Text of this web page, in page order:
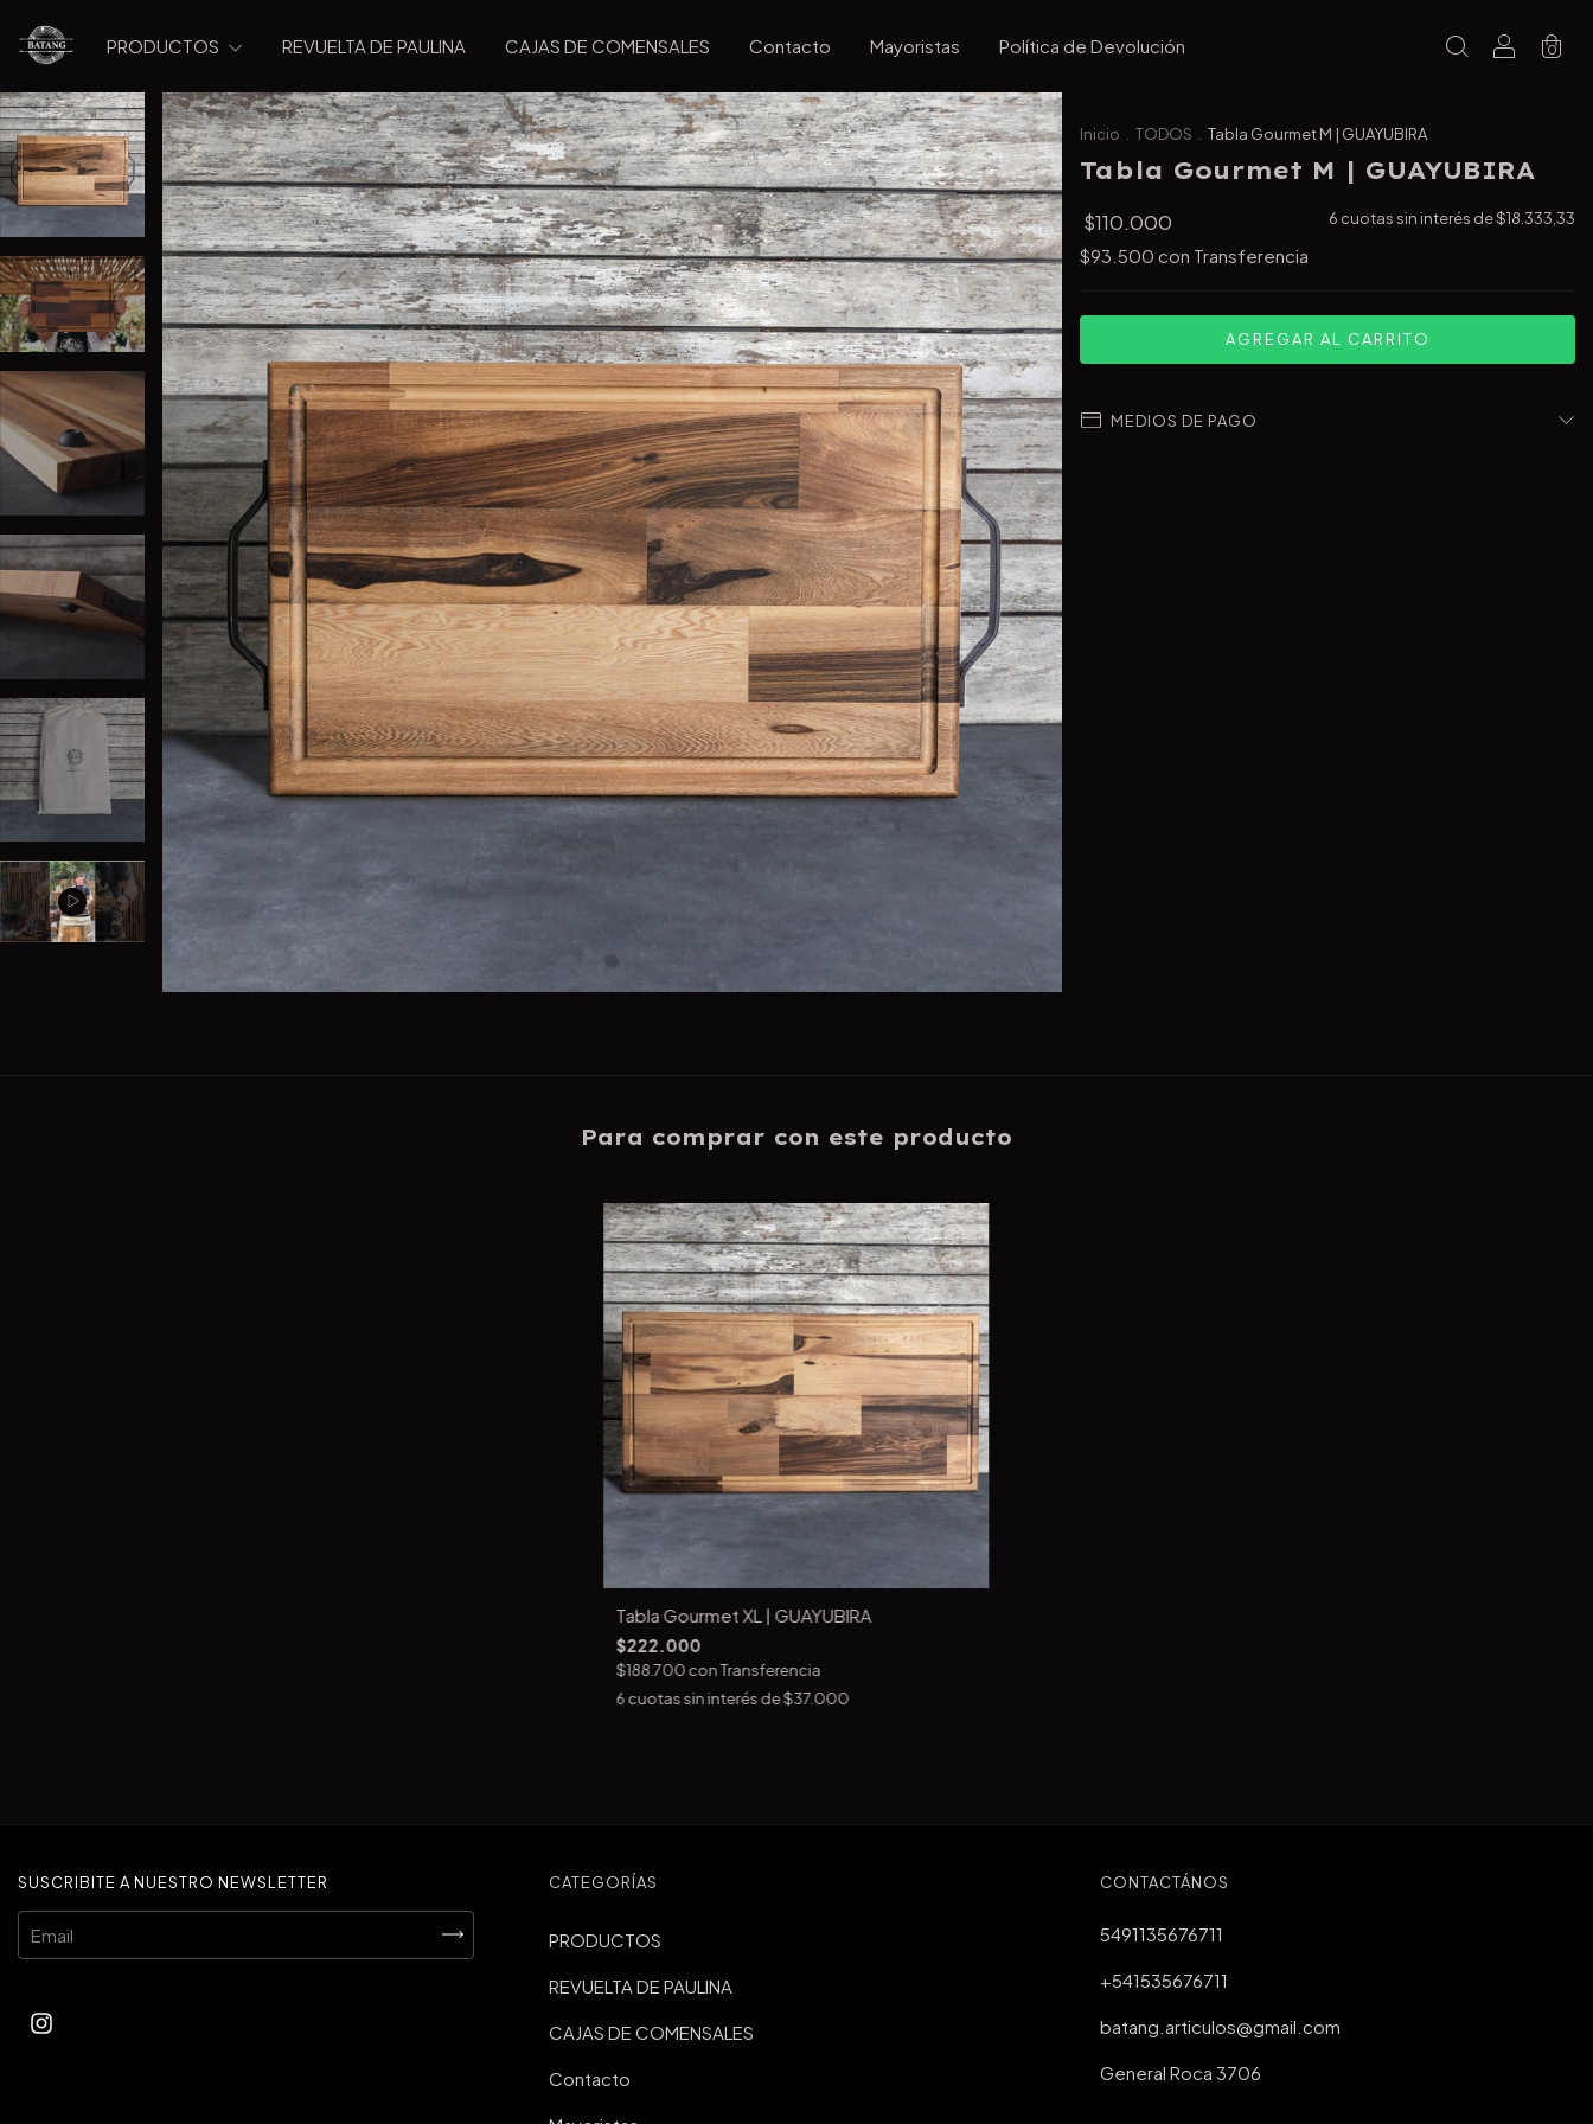
PRODUCTOS REVUELTA DE PAULINA CAJAS DE COMENSALES Contacto Mayoristas Política de Devolución 0
Inicio TODOS Tabla Gourmet M | GUAYUBIRA
Tabla Gourmet M | GUAYUBIRA
$110.000 6 cuotas sin interés de$18.333,33
$93.500 con Transferencia
MEDIOS DE PAGO
Para comprar con este producto
Tabla Gourmet XL | GUAYUBIRA
$222.000
$188.700conTransferencia
6cuotas sin interés de$37.000
SUSCRIBITE A NUESTRO NEWSLETTER CATEGORÍAS
PRODUCTOS
REVUELTA DE PAULINA
CAJAS DE COMENSALES
Contacto
CONTACTÁNOS
5491135676711
+541535676711
batang.articulos@gmail.com
General Roca 3706